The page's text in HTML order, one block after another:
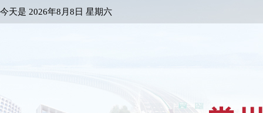
今天是 2026年8月8日 星期六